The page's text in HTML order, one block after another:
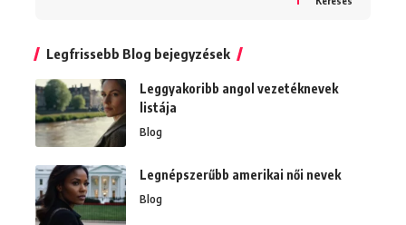
Legfrissebb Blog bejegyzések
Leggyakoribb angol vezetéknevek
listája
Blog
Legnépszerűbb amerikai női nevek
Blog